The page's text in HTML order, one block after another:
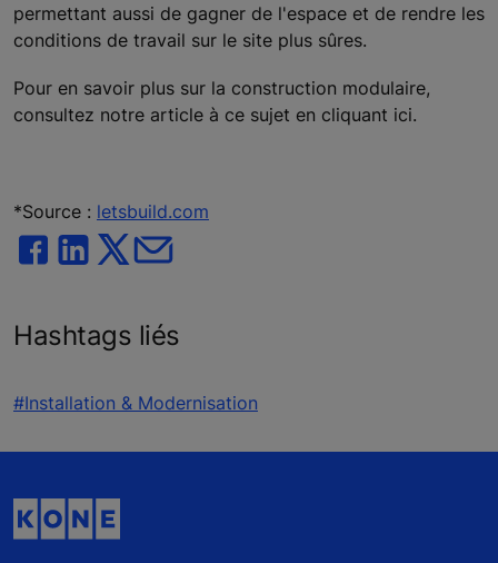
permettant aussi de gagner de l'espace et de rendre les
conditions de travail sur le site plus sûres.
Pour en savoir plus sur la construction modulaire,
consultez notre article à ce sujet en cliquant ici.
*Source : letsbuild.com
Hashtags liés
#Installation & Modernisation